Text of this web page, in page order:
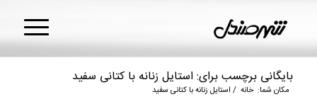
بایگانی برچسب برای: استایل زنانه با کتانی سفید
مکان شما: خانه / استایل زنانه با کتانی سفید